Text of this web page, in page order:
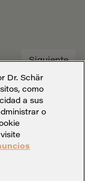
Siguiente
Dr. Schär
como
a sus
o